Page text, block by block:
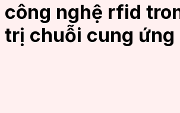
công nghệ rfid
trị chuỗi cung ứng